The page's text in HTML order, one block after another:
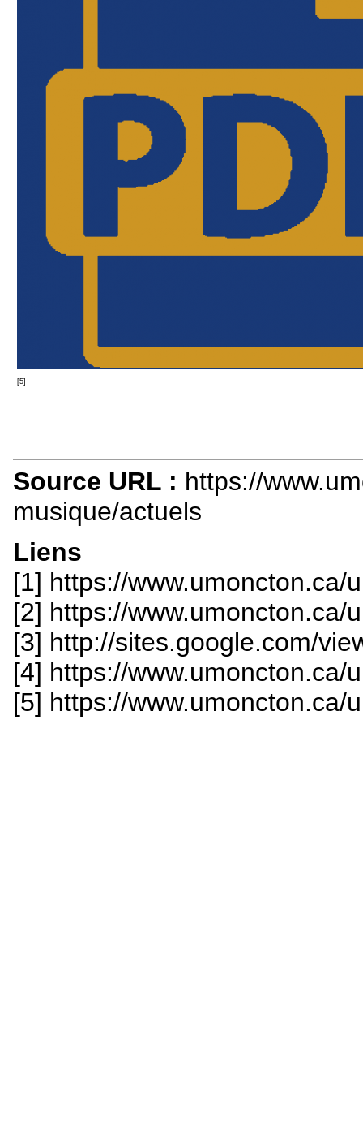
[5]
Source URL : https://
musique/actuels
Liens
[1] https://www.umoncton.ca/
[2] https://www.umoncton.ca/
[3] http://sites.google.com/
[4] https://www.umoncton.ca/
[5] https://www.umoncton.ca/